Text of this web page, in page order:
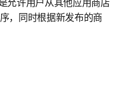
允许用户从其他应用商店
，同时根据新发布的商